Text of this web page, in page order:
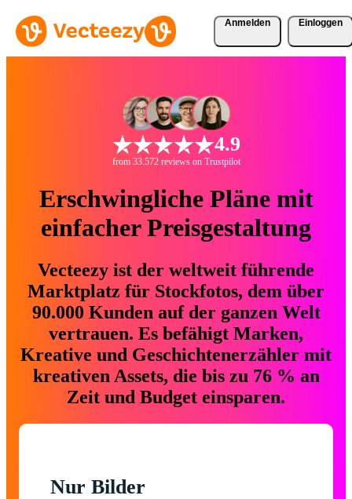
Anmelden Einloggen
4.9
from 33.572 reviews on Trustpilot
Erschwingliche Pläne mit
einfacher Preisgestaltung
Vecteezy ist der weltweit führende
Marktplatz für Stockfotos, dem über
90.000 Kunden auf der ganzen Welt
vertrauen. Es befähigt Marken,
Kreative und Geschichtenerzähler mit
kreativen Assets, die bis zu 76 % an
Zeit und Budget einsparen.
Nur Bilder